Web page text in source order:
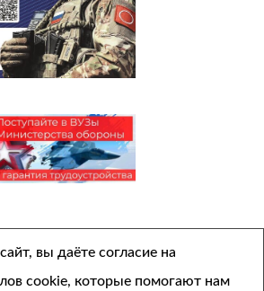
вы даёте согласие на
cookie, которые помогают нам